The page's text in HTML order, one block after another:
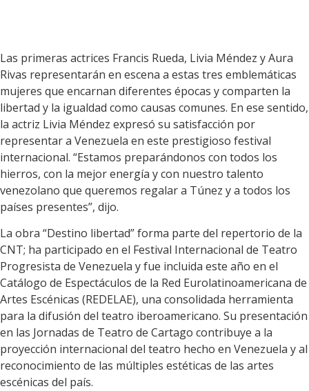
Las primeras actrices Francis Rueda, Livia Méndez y Aura
Rivas representarán en escena a estas tres emblemáticas
mujeres que encarnan diferentes épocas y comparten la
libertad y la igualdad como causas comunes. En ese sentido,
la actriz Livia Méndez expresó su satisfacción por
representar a Venezuela en este prestigioso festival
internacional. “Estamos preparándonos con todos los
hierros, con la mejor energía y con nuestro talento
venezolano que queremos regalar a Túnez y a todos los
países presentes”, dijo.
La obra “Destino libertad” forma parte del repertorio de la
CNT; ha participado en el Festival Internacional de Teatro
Progresista de Venezuela y fue incluida este año en el
Catálogo de Espectáculos de la Red Eurolatinoamericana de
Artes Escénicas (REDELAE), una consolidada herramienta
para la difusión del teatro iberoamericano. Su presentación
en las Jornadas de Teatro de Cartago contribuye a la
proyección internacional del teatro hecho en Venezuela y al
reconocimiento de las múltiples estéticas de las artes
escénicas del país.